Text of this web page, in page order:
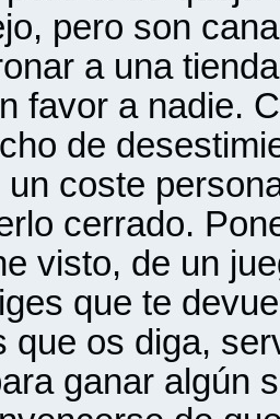
pero son
a una
favor a nadie.
de
un coste
cerrado.
visto, de un
que te
que os diga,
ganar algún